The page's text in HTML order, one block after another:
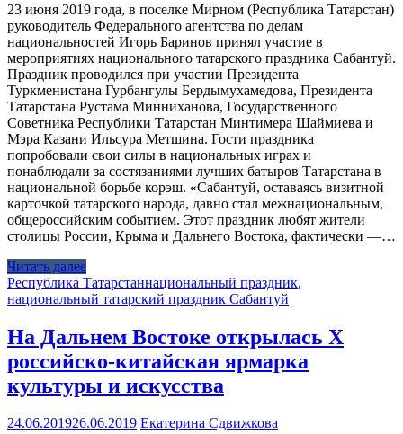
23 июня 2019 года, в поселке Мирном (Республика Татарстан)
руководитель Федерального агентства по делам
национальностей Игорь Баринов принял участие в
мероприятиях национального татарского праздника Сабантуй.
Праздник проводился при участии Президента
Туркменистана Гурбангулы Бердымухамедова, Президента
Татарстана Рустама Минниханова, Государственного
Советника Республики Татарстан Минтимера Шаймиева и
Мэра Казани Ильсура Метшина. Гости праздника
попробовали свои силы в национальных играх и
понаблюдали за состязаниями лучших батыров Татарстана в
национальной борьбе корэш. «Сабантуй, оставаясь визитной
карточкой татарского народа, давно стал межнациональным,
общероссийским событием. Этот праздник любят жители
столицы России, Крыма и Дальнего Востока, фактически —…
Читать далее
Республика Татарстаннациональный праздник,
национальный татарский праздник Сабантуй
На Дальнем Востоке открылась X
российско-китайская ярмарка
культуры и искусства
24.06.201926.06.2019 Екатерина Сдвижкова